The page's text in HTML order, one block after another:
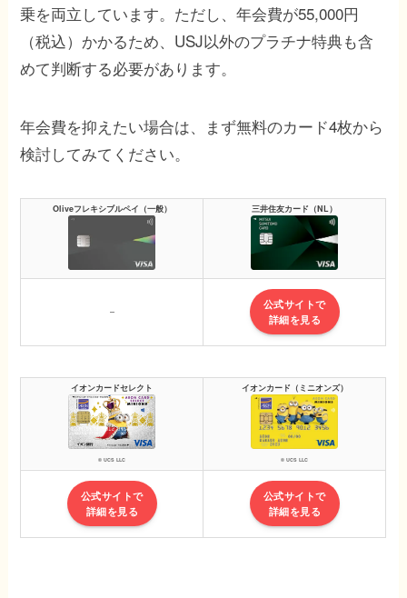
乗を両立しています。ただし、年会費が55,000円
（税込）かかるため、USJ以外のプラチナ特典も含
めて判断する必要があります。
年会費を抑えたい場合は、まず無料のカード4枚から
検討してみてください。
Oliveフレキシブルペイ（一般） 三井住友カード（NL）
–
公式サイトで
詳細を見る
イオンカードセレクト
© UCS LLC
イオンカード（ミニオンズ）
© UCS LLC
公式サイトで
詳細を見る
公式サイトで
詳細を見る